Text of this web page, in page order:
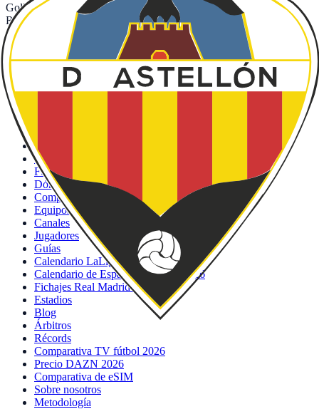
GolDirecto.com no está asociada ni afiliada con LaLiga, UEFA,
RFEF, Movistar+, DAZN, RTVE ni con ninguno de los clubes o
broadcasters mencionados.
Navegación
Partidos hoy
LaLiga hoy
Ligue 1 hoy
Champions League hoy
Fútbol en abierto
Dónde ver fútbol
Competiciones
Equipos
Canales
Jugadores
Guías
Calendario LaLiga imprimible
Calendario de España · Mundial 2026
Fichajes Real Madrid 2026
Estadios
Blog
Árbitros
Récords
Comparativa TV fútbol 2026
Precio DAZN 2026
Comparativa de eSIM
Sobre nosotros
Metodología